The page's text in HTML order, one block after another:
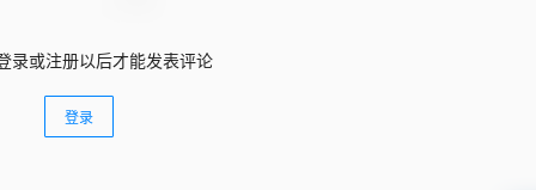
录或注册以后才能发表评论
登录